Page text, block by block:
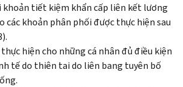
tiết kiệm khẩn cấp liên kết lương
các khoản phân phối được thực hiện sau
hiện cho những cá nhân đủ điều kiện
tế do thiên tai do liên bang tuyên bố